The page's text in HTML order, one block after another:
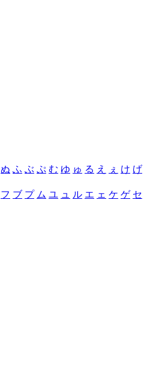
ぬ ふ ぶ ぷ む ゆ ゅ る え ぇ け げ
フ ブ プ ム ユ ュ ル エ ェ ケ ゲ セ